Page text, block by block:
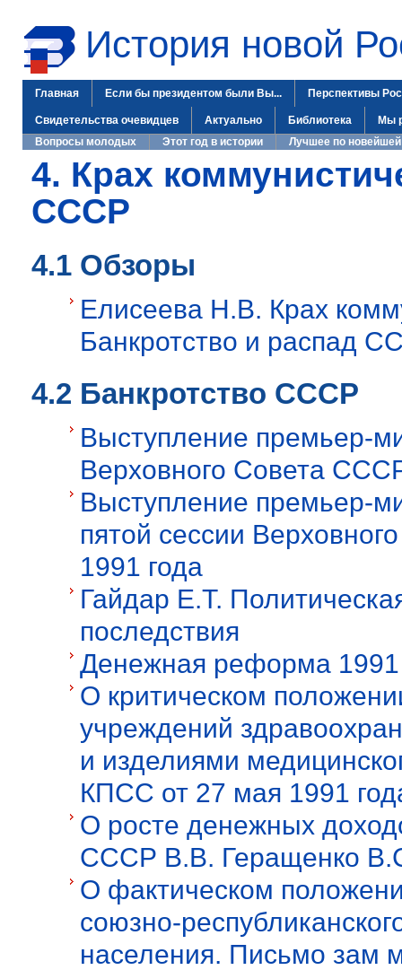
История новой
Главная Если бы президентом были Вы... Перспективы
Свидетельства очевидцев Актуально Библиотека
Мы
Вопросы молодых
Этот год в истории Лучшее по новейшей
4. Крах
СССР
4.1 Обзоры
Елисеева Н.В. Крах
Банкротство и распад
4.2 Банкротство СССР
Выступление премьер-
Верховного Совета
Выступление премьер-
пятой сессии
1991 года
Гайдар Е.Т.
последствия
Денежная реформа
О критическом
учреждений
и изделиями
КПСС от 27 мая 1991
О росте денежных
СССР В.В. Геращенко
О фактическом
союзно-
населения. Письмо